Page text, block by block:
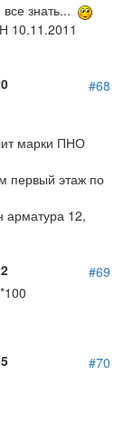
знать...
10.11.2011
#68
марки ПНО
первый этаж по
арматура 12,
#69
#70